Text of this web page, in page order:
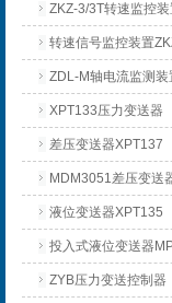
ZKZ-3/3T转速监控
转速信号监控装置
ZDL-M轴电流监测装
XPT133压力变送器
差压变送器XPT137
MDM3051差压变送
液位变送器XPT135
投入式液位变送器
ZYB压力变送控制器